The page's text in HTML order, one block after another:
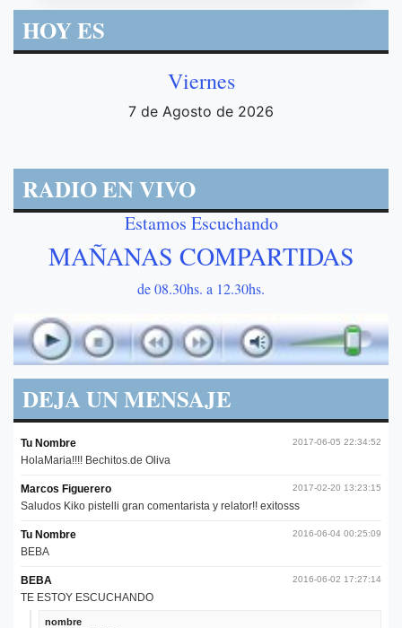
HOY ES
Viernes
7 de Agosto de 2026
RADIO EN VIVO
Estamos Escuchando
MAÑANAS COMPARTIDAS
de 08.30hs. a 12.30hs.
DEJA UN MENSAJE